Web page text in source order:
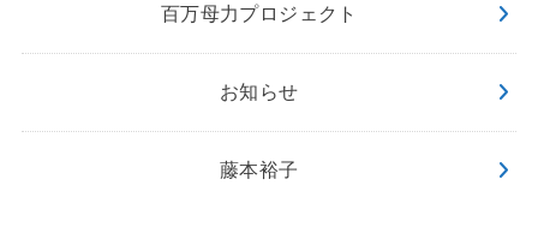
百万母力プロジェクト
お知らせ
藤本裕子